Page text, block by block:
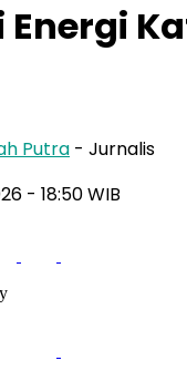
Putra - Jurnalis
- 18:50 WIB